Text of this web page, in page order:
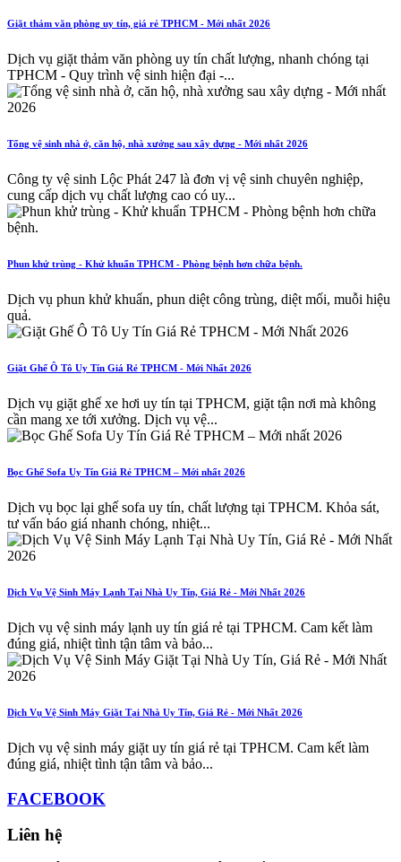
Giặt thảm văn phòng uy tín, giá rẻ TPHCM - Mới nhất 2026
Dịch vụ giặt thảm văn phòng uy tín chất lượng, nhanh chóng tại
TPHCM - Quy trình vệ sinh hiện đại -...
Tổng vệ sinh nhà ở, căn hộ, nhà xưởng sau xây dựng - Mới nhất 2026
Công ty vệ sinh Lộc Phát 247 là đơn vị vệ sinh chuyên nghiệp,
cung cấp dịch vụ chất lượng cao có uy...
Phun khử trùng - Khử khuẩn TPHCM - Phòng bệnh hơn chữa bệnh.
Dịch vụ phun khử khuẩn, phun diệt công trùng, diệt mối, muỗi hiệu
quả.
Giặt Ghế Ô Tô Uy Tín Giá Rẻ TPHCM - Mới Nhất 2026
Dịch vụ giặt ghế xe hơi uy tín tại TPHCM, giặt tận nơi mà không
cần mang xe tới xưởng. Dịch vụ vệ...
Bọc Ghế Sofa Uy Tín Giá Rẻ TPHCM – Mới nhất 2026
Dịch vụ bọc lại ghế sofa uy tín, chất lượng tại TPHCM. Khỏa sát,
tư vấn báo giá nhanh chóng, nhiệt...
Dịch Vụ Vệ Sinh Máy Lạnh Tại Nhà Uy Tín, Giá Rẻ - Mới Nhất 2026
Dịch vụ vệ sinh máy lạnh uy tín giá rẻ tại TPHCM. Cam kết làm
đúng giá, nhiệt tình tận tâm và bảo...
Dịch Vụ Vệ Sinh Máy Giặt Tại Nhà Uy Tín, Giá Rẻ - Mới Nhất 2026
Dịch vụ vệ sinh máy giặt uy tín giá rẻ tại TPHCM. Cam kết làm
đúng giá, nhiệt tình tận tâm và bảo...
FACEBOOK
Liên hệ